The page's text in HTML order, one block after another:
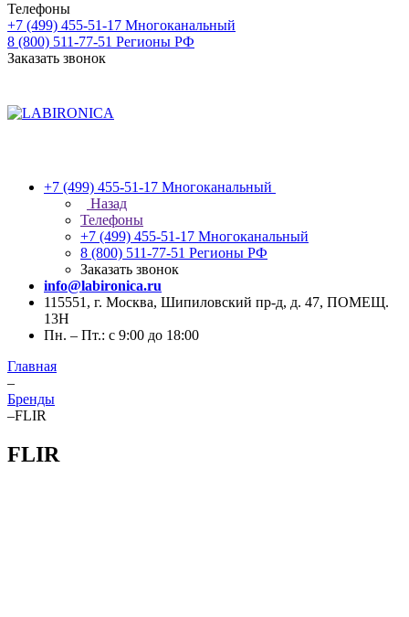
Телефоны
+7 (499) 455-51-17 Многоканальный
8 (800) 511-77-51 Регионы РФ
Заказать звонок
+7 (499) 455-51-17 Многоканальный
Назад
Телефоны
+7 (499) 455-51-17 Многоканальный
8 (800) 511-77-51 Регионы РФ
Заказать звонок
info@labironica.ru
115551, г. Москва, Шипиловский пр-д, д. 47, ПОМЕЩ.
13Н
Пн. – Пт.: с 9:00 до 18:00
Главная
–
Бренды
–FLIR
FLIR